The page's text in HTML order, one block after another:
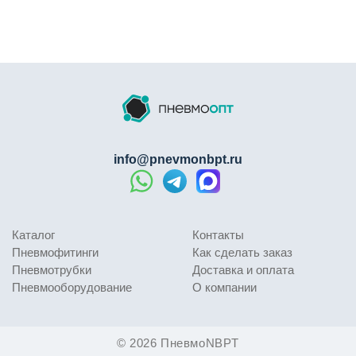
© 2026 ПневмоNBPT
Каталог
Пневмофитинги
Пневмотрубки
Пневмооборудование
Контакты
Как сделать заказ
Доставка и оплата
О компании
info@pnevmonbpt.ru